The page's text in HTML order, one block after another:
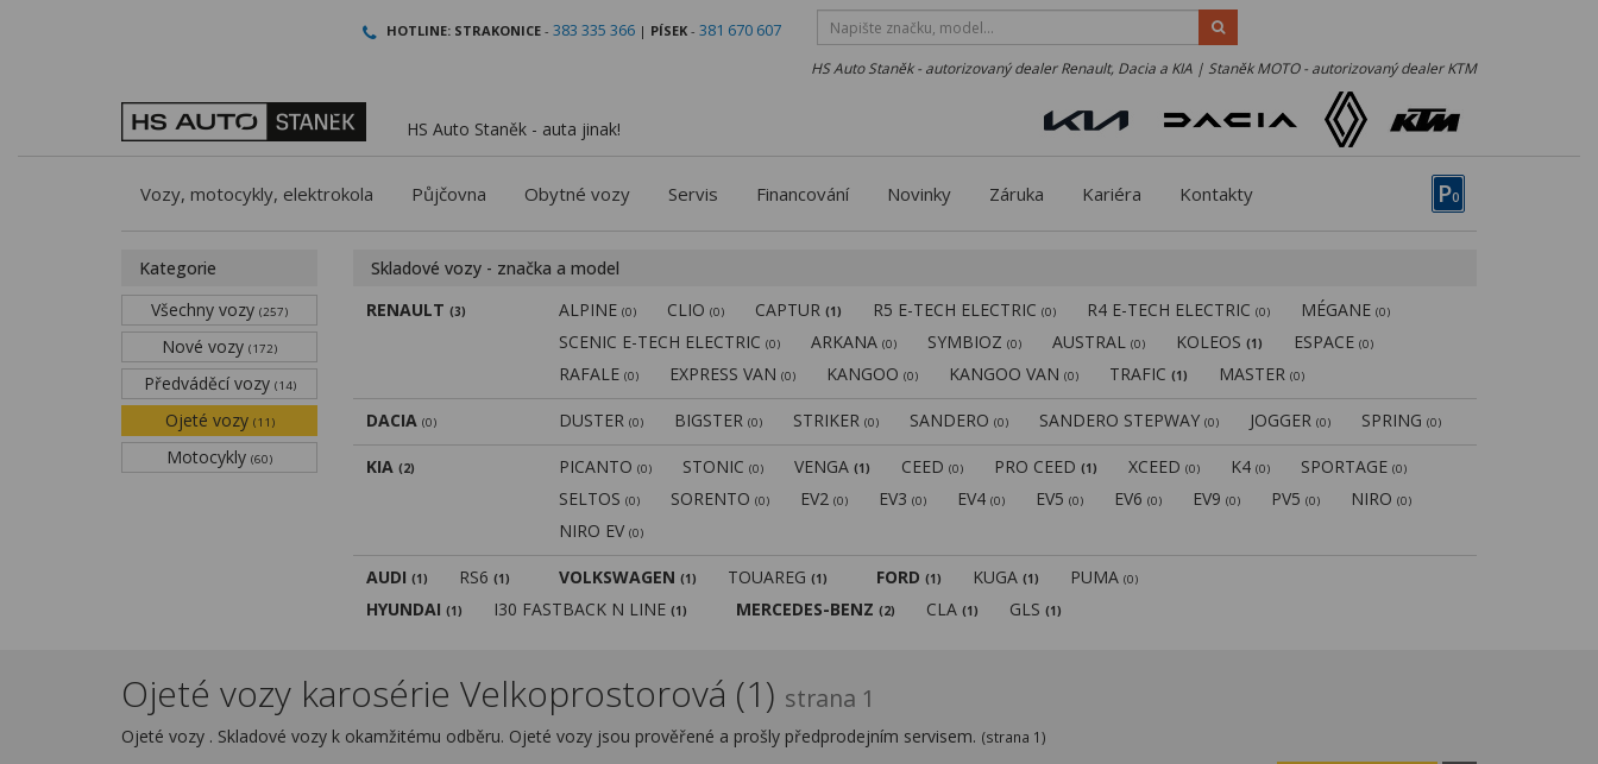
HOTLINE: STRAKONICE - 383 335 366 | PÍSEK - 381 670 607
HS Auto Staněk - autorizovaný dealer Renault, Dacia a KIA | Staněk MOTO - autorizovaný dealer KTM
HS Auto Staněk - auta jinak!
P0
Vozy, motocykly, elektrokola Půjčovna Obytné vozy Servis Financování Novinky Záruka Kariéra Kontakty
Kategorie
Všechny vozy (257)
Nové vozy (172)
Předváděcí vozy (14)
Ojeté vozy (11)
Motocykly (60)
Skladové vozy - značka a model
RENAULT (3) ALPINE(0) CLIO(0) CAPTUR(1) R5 E-TECH ELECTRIC(0) R4 E-TECH ELECTRIC(0) MÉGANE(0)
SCENIC E-TECH ELECTRIC(0) ARKANA(0) SYMBIOZ(0) AUSTRAL(0) KOLEOS(1) ESPACE(0)
RAFALE(0) EXPRESS VAN(0) KANGOO(0) KANGOO VAN(0) TRAFIC(1) MASTER(0)
DACIA (0) DUSTER(0) BIGSTER(0) STRIKER(0) SANDERO(0) SANDERO STEPWAY(0) JOGGER(0) SPRING(0)
KIA (2) PICANTO(0) STONIC(0) VENGA(1) CEED(0) PRO CEED(1) XCEED(0) K4(0) SPORTAGE(0)
SELTOS(0) SORENTO(0) EV2(0) EV3(0) EV4(0) EV5(0) EV6(0) EV9(0) PV5(0) NIRO(0)
NIRO EV(0)
AUDI (1) RS6 (1) VOLKSWAGEN (1) TOUAREG (1) FORD (1) KUGA (1) PUMA (0)
HYUNDAI (1) I30 FASTBACK N LINE (1) MERCEDES-BENZ (2) CLA (1) GLS (1)
Ojeté vozy karosérie Velkoprostorová (1) strana 1
Ojeté vozy . Skladové vozy k okamžitému odběru. Ojeté vozy jsou prověřené a prošly předprodejním servisem. (strana 1)